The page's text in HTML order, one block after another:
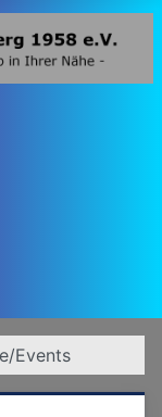
Events